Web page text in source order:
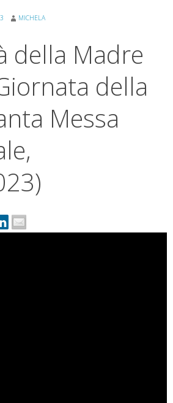
MICHELA
della Madre
della
Messa